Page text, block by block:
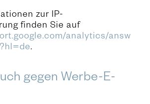
zur IP-
finden Sie auf
analytics/answ
.
gegen Werbe-E-